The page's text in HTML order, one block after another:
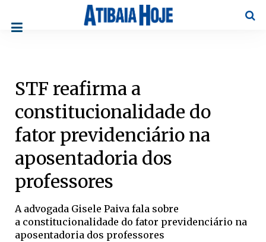
STF reafirma a
constitucionalidade do
fator previdenciário na
aposentadoria dos
professores
A advogada Gisele Paiva fala sobre
a constitucionalidade do fator previdenciário na
aposentadoria dos professores